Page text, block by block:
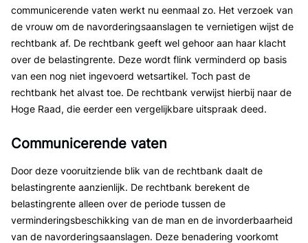
communicerende vaten werkt nu eenmaal zo. Het verzoek van
de vrouw om de navorderingsaanslagen te vernietigen wijst de
rechtbank af. De rechtbank geeft wel gehoor aan haar klacht
over de belastingrente. Deze wordt flink verminderd op basis
van een nog niet ingevoerd wetsartikel. Toch past de
rechtbank het alvast toe. De rechtbank verwijst hierbij naar de
Hoge Raad, die eerder een vergelijkbare uitspraak deed.
Communicerende vaten
Door deze vooruitziende blik van de rechtbank daalt de
belastingrente aanzienlijk. De rechtbank berekent de
belastingrente alleen over de periode tussen de
verminderingsbeschikking van de man en de invorderbaarheid
van de navorderingsaanslagen. Deze benadering voorkomt